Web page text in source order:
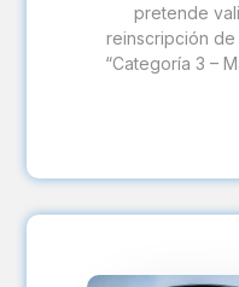
pretende
reinscripción
“Categoría 3 –